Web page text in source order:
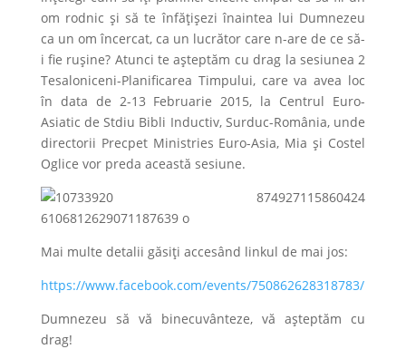
om rodnic și să te înfățișezi înaintea lui Dumnezeu
ca un om încercat, ca un lucrător care n-are de ce să-
i fie rușine? Atunci te așteptăm cu drag la sesiunea 2
Tesaloniceni-Planificarea Timpului, care va avea loc
în data de 2-13 Februarie 2015, la Centrul Euro-
Asiatic de Stdiu Bibli Inductiv, Surduc-România, unde
directorii Precpet Ministries Euro-Asia, Mia și Costel
Oglice vor preda această sesiune.
Mai multe detalii găsiți accesând linkul de mai jos:
https://www.facebook.com/events/750862628318783/
Dumnezeu să vă binecuvânteze, vă așteptăm cu
drag!